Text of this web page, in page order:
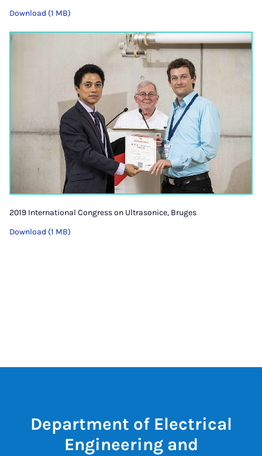
Download (1 MB)
2019 International Congress on Ultrasonice, Bruges
Download (1 MB)
Department of Electrical
Engineering and